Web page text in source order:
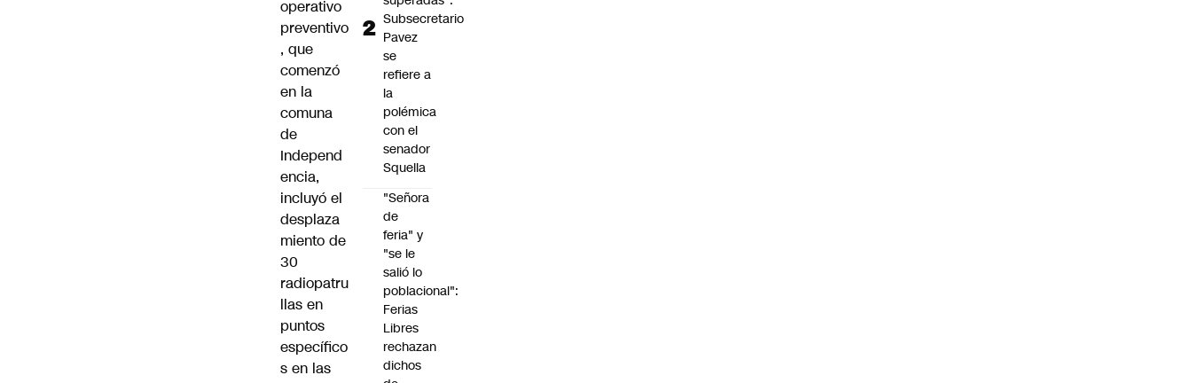
operativo
preventivo
, que
comenzó
en la
comuna
de
Independ
encia,
incluyó el
desplaza
miento de
30
radiopatru
llas en
puntos
específico
s en las
Subsecretario
Pavez
se
refiere a
la
polémica
con el
senador
Squella
"Señora
de
feria" y
"se le
salió lo
poblacional":
Ferias
Libres
rechazan
dichos